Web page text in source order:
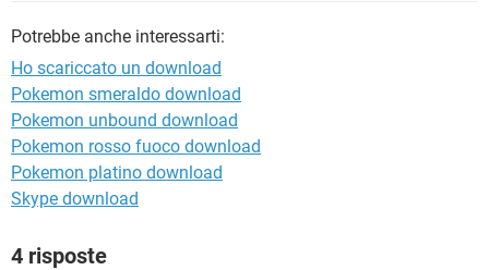
HARDWARE
Potrebbe anche interessarti:
Ho scariccato un download
Pokemon smeraldo download
Pokemon unbound download
Pokemon rosso fuoco download
Pokemon platino download
Skype download
4 risposte